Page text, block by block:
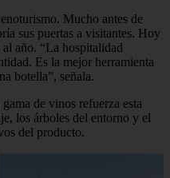
Mucho antes de
sus puertas a visitantes. Hoy
año. “La hospitalidad
Es la mejor herramienta
botella”, señala.
de vinos refuerza esta
los árboles del entorno y el
del producto.